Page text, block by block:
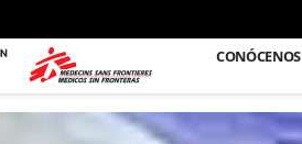
CONÓCENOS